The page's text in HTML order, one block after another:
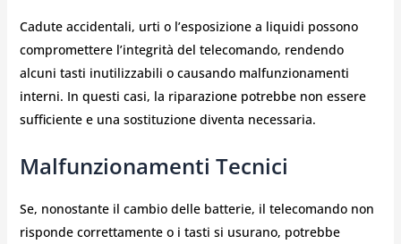
Cadute accidentali, urti o l’esposizione a liquidi possono
compromettere l’integrità del telecomando, rendendo
alcuni tasti inutilizzabili o causando malfunzionamenti
interni. In questi casi, la riparazione potrebbe non essere
sufficiente e una sostituzione diventa necessaria.
Malfunzionamenti Tecnici
Se, nonostante il cambio delle batterie, il telecomando non
risponde correttamente o i tasti si usurano, potrebbe